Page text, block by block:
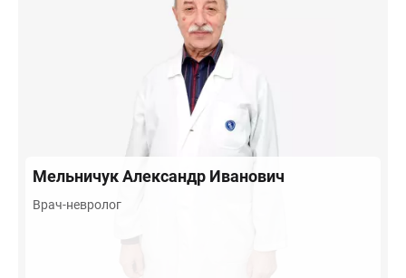
МельничукАлександр Иванович
Врач-невролог